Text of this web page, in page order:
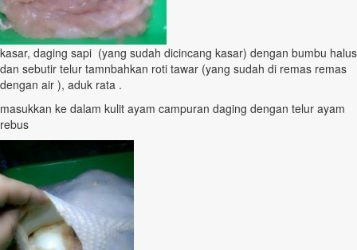
kasar, daging sapi (yang sudah dicincang kasar) dengan bumbu halus
dan sebutir telur tamnbahkan roti tawar (yang sudah di remas remas
dengan air ), aduk rata .
masukkan ke dalam kulit ayam campuran daging dengan telur ayam
rebus